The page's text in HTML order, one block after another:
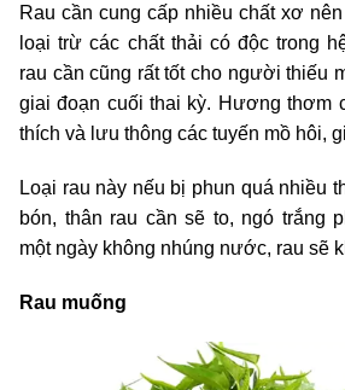
Rau cần cung cấp nhiều chất xơ
loại trừ các chất thải có độc trong
rau cần cũng rất tốt cho người thiếu
giai đoạn cuối thai kỳ. Hương thơm
thích và lưu thông các tuyến mồ hôi,
Loại rau này nếu bị phun quá nhiều
bón, thân rau cần sẽ to, ngó trắng
một ngày không nhúng nước, rau sẽ
Rau muống